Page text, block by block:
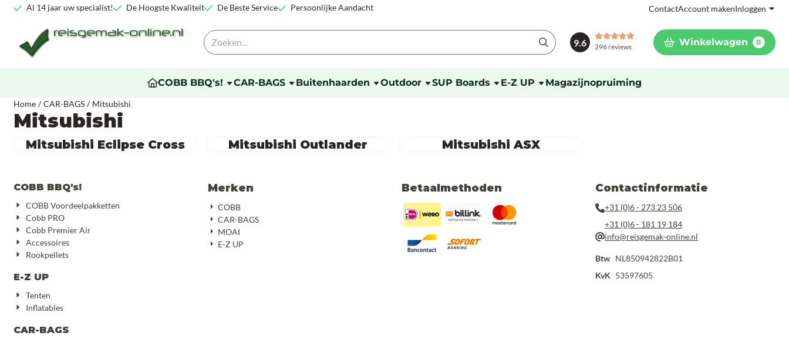
Cookievoorkeuren zijn beschikbaar. Kies instellingen of sta alle cookies toe.
Al 14 jaar uw specialist! De Hoogste Kwaliteit De Beste Service Persoonlijke Aandacht ContactAccount makenInloggen
Zoeken
9.6 296 reviews Winkelwagen 0
COBB BBQ's! CAR-BAGS Buitenhaarden Outdoor SUP Boards E-Z UP Magazijnopruiming
Home / CAR-BAGS / Mitsubishi
Mitsubishi
Mitsubishi Eclipse Cross Mitsubishi Outlander Mitsubishi ASX
COBB BBQ's!
COBB Voordeelpakketten
Cobb PRO
Cobb Premier Air
Accessoires
Rookpellets
E-Z UP
Tenten
Inflatables
CAR-BAGS
Merken
COBB
CAR-BAGS
MOAI
E-Z UP
Betaalmethoden Contactinformatie
+31 (0)6 - 273 23 506
+31 (0)6 - 181 19 184
info@reisgemak-online.nl
Btw NL850942822B01
KvK 53597605